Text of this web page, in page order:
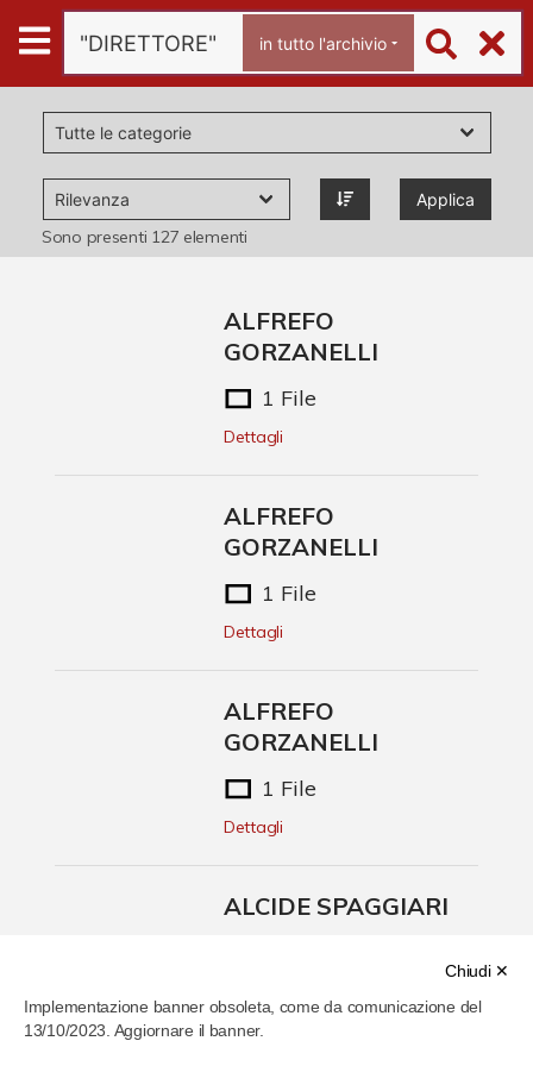
Archivio
Ferrari
Archivio Digitale
Chi è Paolo Ferrari
in tutto l'archivio
Applica
Sono presenti 127 elementi
ALFREFO
GORZANELLI
1 File
Dettagli
ALFREFO
GORZANELLI
1 File
Dettagli
ALFREFO
GORZANELLI
1 File
Dettagli
ALCIDE SPAGGIARI
Chiudi ✕
Implementazione banner obsoleta, come da comunicazione del
13/10/2023. Aggiornare il banner.